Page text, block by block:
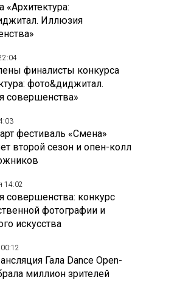
«Архитектура:
Иллюзия
финалисты конкурса
фото&диджитал.
совершенства»
фестиваль «Смена»
второй сезон и опен-колл
14:02
совершенства: конкурс
фотографии и
искусства
Гала Dance Open-
миллион зрителей